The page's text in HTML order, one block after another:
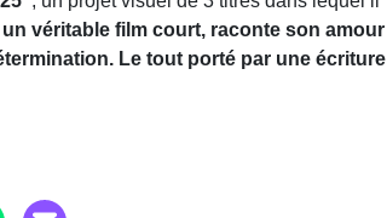
un véritable film court, raconte son amour
Le tout porté par une écriture